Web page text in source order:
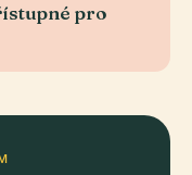
pro